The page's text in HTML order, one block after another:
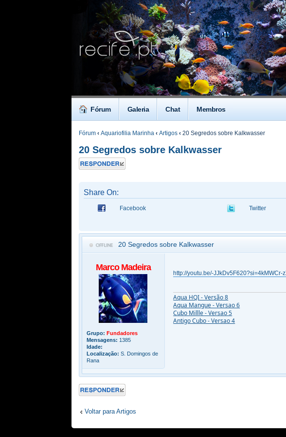
Fórum Galeria Chat Membros
Fórum ‹ Aquariofilia Marinha ‹ Artigos ‹ 20 Segredos sobre Kalkwasser
20 Segredos sobre Kalkwasser
Responder
Share On:
Facebook Twitter
20 Segredos sobre Kalkwasser
Marco Madeira
Grupo: Fundadores
Mensagens: 1385
Idade:
Localização: S. Domingos de
Rana
http://youtu.be/-JJkDv5F620?si=4kMWCr-
Aqua HQI - Versão 8
Aqua Mangue - Versao 6
Cubo Millle - Versao 5
Antigo Cubo - Versao 4
Responder
Voltar para Artigos